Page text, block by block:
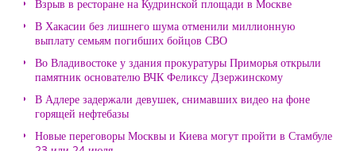
Взрыв в ресторане на Кудринской площади в Москве
В Хакасии без лишнего шума отменили миллионную
выплату семьям погибших бойцов СВО
Во Владивостоке у здания прокуратуры Приморья открыли
памятник основателю ВЧК Феликсу Дзержинскому
В Адлере задержали девушек, снимавших видео на фоне
горящей нефтебазы
Новые переговоры Москвы и Киева могут пройти в Стамбуле